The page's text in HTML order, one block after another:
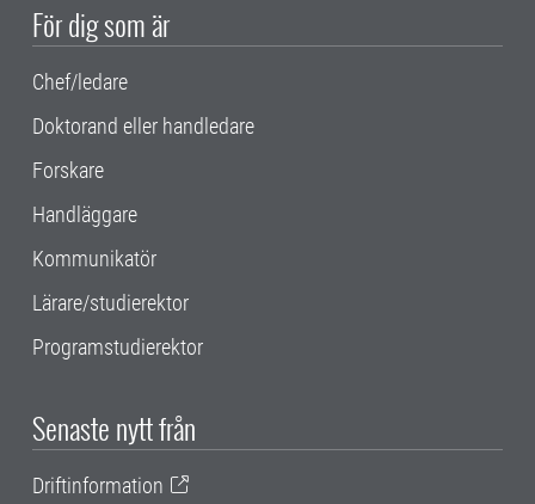
För dig som är
Chef/ledare
Doktorand eller handledare
Forskare
Handläggare
Kommunikatör
Lärare/studierektor
Programstudierektor
Senaste nytt från
Driftinformation